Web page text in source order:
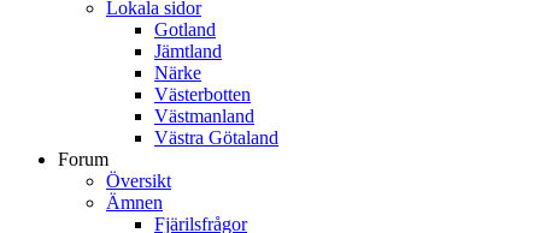
Lokala sidor
Gotland
Jämtland
Närke
Västerbotten
Västmanland
Västra Götaland
Forum
Översikt
Ämnen
Fjärilsfrågor